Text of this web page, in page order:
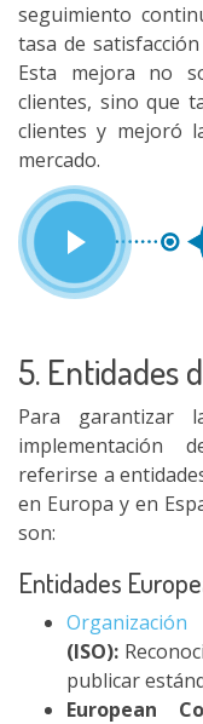
seguimiento
tasa de
Esta mejora no
clientes, sino que
clientes y mejoró
mercado.
5. Entidades
Para garantizar
implementación
referirse a
en Europa y en
son:
Entidades
(ISO):
publicar
European